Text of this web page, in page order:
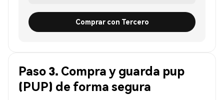
Comprar con Tercero
Paso 3. Compra y guarda pup
(PUP) de forma segura